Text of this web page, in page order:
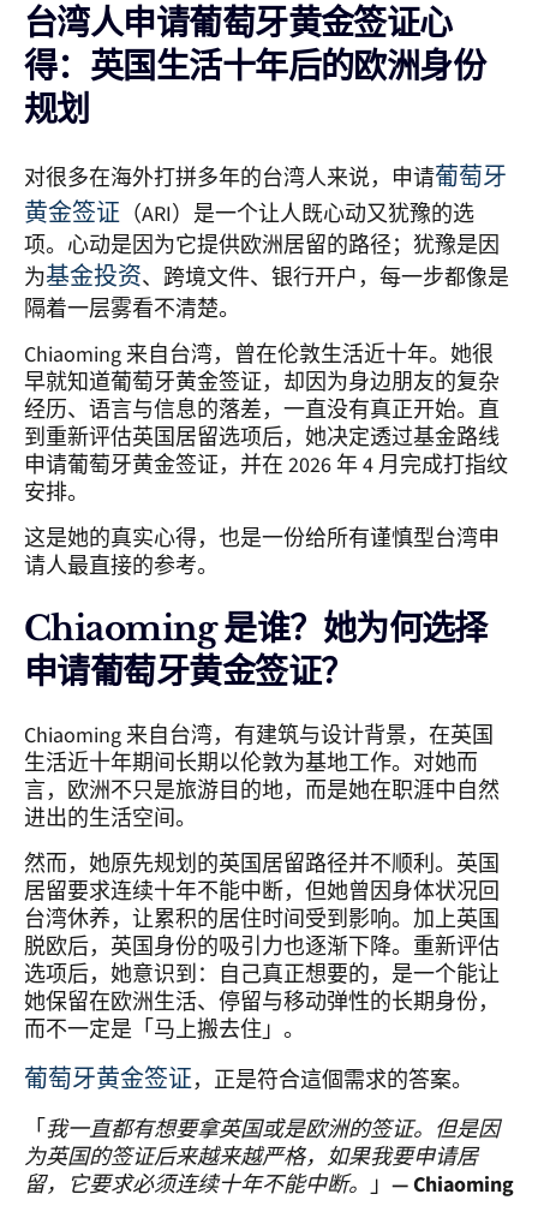
台湾人申请葡萄牙黄金签证心
得：英国生活十年后的欧洲身份
规划
对很多在海外打拼多年的台湾人来说，申请葡萄牙
黄金签证 （ARI）是一个让人既心动又犹豫的选
项。心动是因为它提供欧洲居留的路径；犹豫是因
为基金投资、跨境文件、银行开户，每一步都像是
隔着一层雾看不清楚。
Chiaoming 来自台湾，曾在伦敦生活近十年。她很
早就知道葡萄牙黄金签证，却因为身边朋友的复杂
经历、语言与信息的落差，一直没有真正开始。直
到重新评估英国居留选项后，她决定透过基金路线
申请葡萄牙黄金签证，并在 2026 年 4 月完成打指纹
安排。
这是她的真实心得，也是一份给所有谨慎型台湾申
请人最直接的参考。
Chiaoming 是谁？她为何选择
申请葡萄牙黄金签证？
Chiaoming 来自台湾，有建筑与设计背景，在英国
生活近十年期间长期以伦敦为基地工作。对她而
言，欧洲不只是旅游目的地，而是她在职涯中自然
进出的生活空间。
然而，她原先规划的英国居留路径并不顺利。英国
居留要求连续十年不能中断，但她曾因身体状况回
台湾休养，让累积的居住时间受到影响。加上英国
脱欧后，英国身份的吸引力也逐渐下降。重新评估
选项后，她意识到：自己真正想要的，是一个能让
她保留在欧洲生活、停留与移动弹性的长期身份，
而不一定是「马上搬去住」。
葡萄牙黄金签证，正是符合這個需求的答案。
「 我一直都有想要拿英国或是欧洲的签证。但是因
为英国的签证后来越来越严格，如果我要申请居
留，它要求必须连续十年不能中断。 」 — Chiaoming